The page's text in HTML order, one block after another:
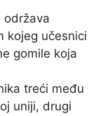
održava
kojeg učesnici
gomile koja
treći među
uniji, drugi